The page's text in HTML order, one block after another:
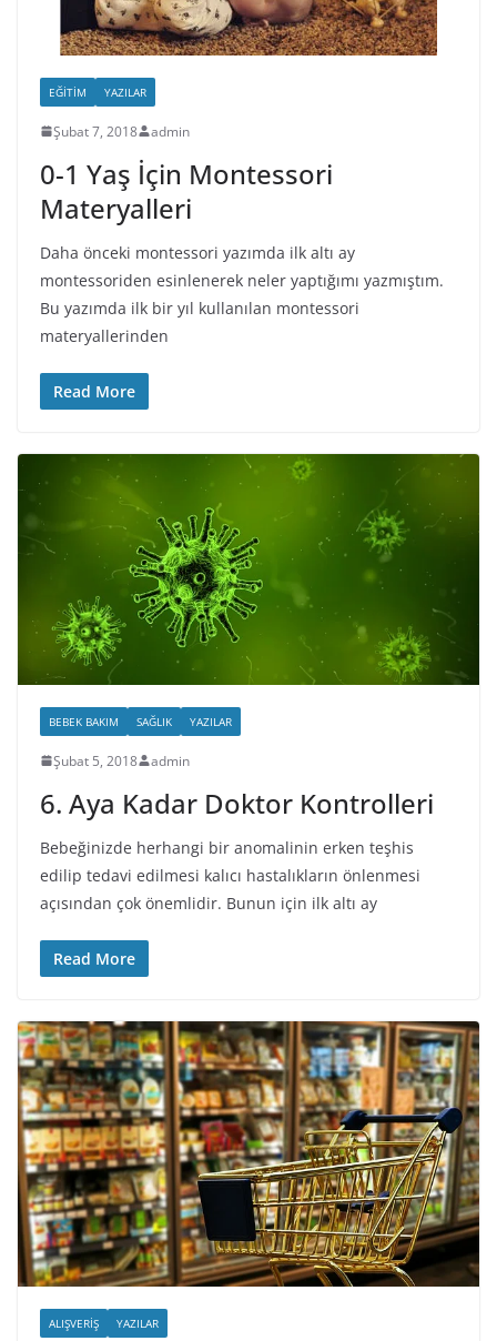
EĞITIM YAZILAR
Şubat 7, 2018 admin
0-1 Yaş İçin Montessori
Materyalleri
Daha önceki montessori yazımda ilk altı ay
montessoriden esinlenerek neler yaptığımı yazmıştım.
Bu yazımda ilk bir yıl kullanılan montessori
materyallerinden
Read More
BEBEK BAKIM SAĞLIK YAZILAR
Şubat 5, 2018 admin
6. Aya Kadar Doktor Kontrolleri
Bebeğinizde herhangi bir anomalinin erken teşhis
edilip tedavi edilmesi kalıcı hastalıkların önlenmesi
açısından çok önemlidir. Bunun için ilk altı ay
Read More
ALIŞVERIŞ YAZILAR